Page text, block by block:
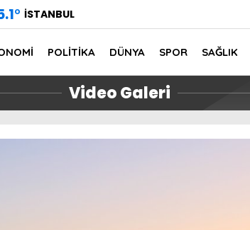
° İSTANBUL
POLİTİKA DÜNYA SPOR SAĞLIK
Video Galeri